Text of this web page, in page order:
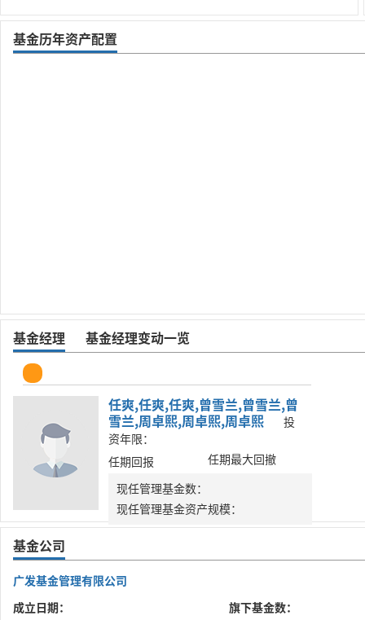
基金历年资产配置
基金经理 基金经理变动一览
任爽,任爽,任爽,曾雪兰,曾雪兰,曾
雪兰,周卓熙,周卓熙,周卓熙
投
资年限：
任期回报
任期最大回撤
现任管理基金数：
现任管理基金资产规模：
基金公司
广发基金管理有限公司
成立日期：
旗下基金数：